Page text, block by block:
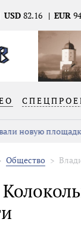
USD 82.16 EUR
новую площадку
Общество